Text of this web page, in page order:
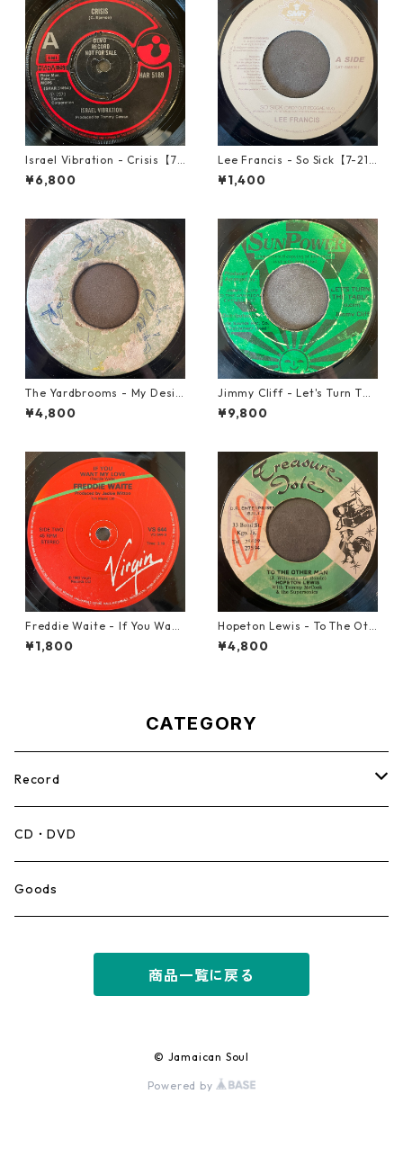
Israel Vibration - Crisis【7-
21895】
¥6,800
Lee Francis - So Sick【7-219
25】
¥1,400
The Yardbrooms - My Desir
e【7-21922】
¥4,800
Jimmy Cliff - Let's Turn The
Table【7-21999】
¥9,800
Freddie Waite - If You Want
My Love【7-21943】
¥1,800
Hopeton Lewis - To The Oth
er Man【7-22023】
¥4,800
CATEGORY
Record
Mento,Calypso,Ballad
Ska
CD・DVD
Goods
商品一覧に戻る
© Jamaican Soul
Powered by